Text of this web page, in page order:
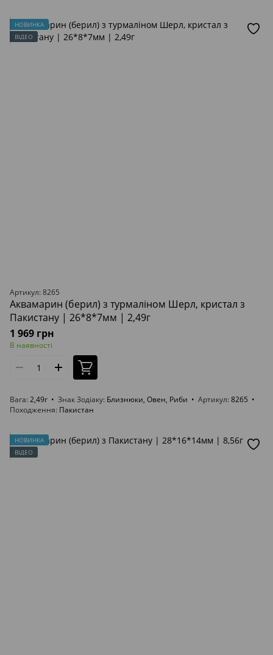
НОВИНКА
ВІДЕО
Артикул: 8265
Аквамарин (берил) з турмаліном Шерл, кристал з
Пакистану | 26*8*7мм | 2,49г
1 969 грн
В наявності
Вага 2,49г Знак Зодіаку Близнюки, Овен, Риби Артикул 8265
Походження Пакистан
НОВИНКА
ВІДЕО